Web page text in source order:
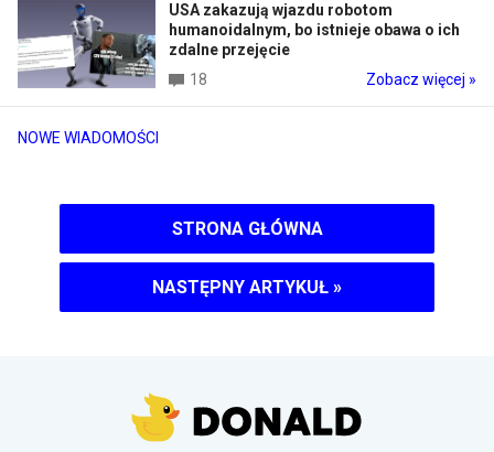
NOWE WIADOMOŚCI
USA zakazują wjazdu robotom
humanoidalnym, bo istnieje obawa o ich
zdalne przejęcie
18
Zobacz więcej »
STRONA GŁÓWNA
NASTĘPNY ARTYKUŁ »